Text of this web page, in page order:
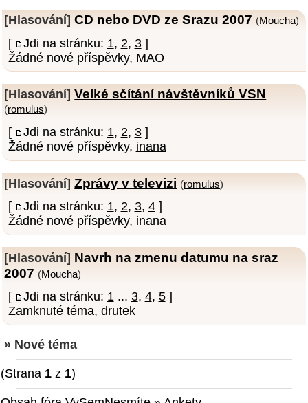
[Hlasování] CD nebo DVD ze Srazu 2007 (Moucha)
[ Jdi na stránku: 1, 2, 3]
Žádné nové příspěvky, MAO
[Hlasování] Velké sčítání návštěvníků VSN
(romulus)
[ Jdi na stránku: 1, 2, 3]
Žádné nové příspěvky, inana
[Hlasování] Zprávy v televizi (romulus)
[ Jdi na stránku: 1, 2, 3, 4]
Žádné nové příspěvky, inana
[Hlasování] Navrh na zmenu datumu na sraz
2007 (Moucha)
[ Jdi na stránku: 1... 3, 4, 5]
Zamknuté téma, drutek
» Nové téma
(Strana 1 z 1)